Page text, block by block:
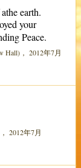
earth.
your
Peace.
Hall)， 2012年7月
2012年7月